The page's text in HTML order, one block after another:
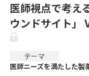
医師視点で考え
ウンドサイト」
テーマ
医師ニーズを満たした製